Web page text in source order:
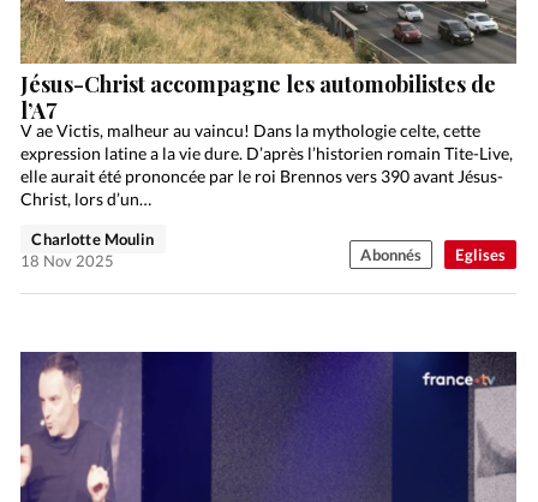
Eglises
Jésus-Christ accompagne les automobilistes de
l’A7
V ae Victis, malheur au vaincu! Dans la mythologie celte, cette
expression latine a la vie dure. D’après l’historien romain Tite-Live,
elle aurait été prononcée par le roi Brennos vers 390 avant Jésus-
Christ, lors d’un…
Charlotte Moulin
18 Nov 2025
Abonnés